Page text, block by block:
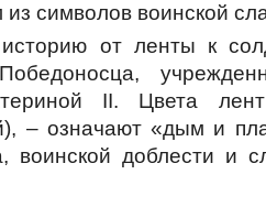
символов воинской
от ленты к
II. Цвета
– означают «дым и
воинской доблести и